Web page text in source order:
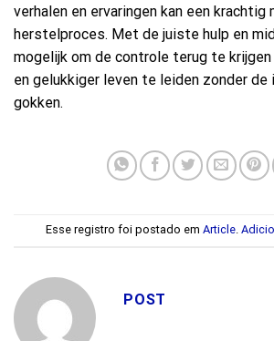
verhalen en ervaringen kan een krachtig
herstelproces. Met de juiste hulp en
mogelijk om de controle terug te
en gelukkiger leven te leiden zonder de
gokken.
Esse registro foi postado em Article.
POST